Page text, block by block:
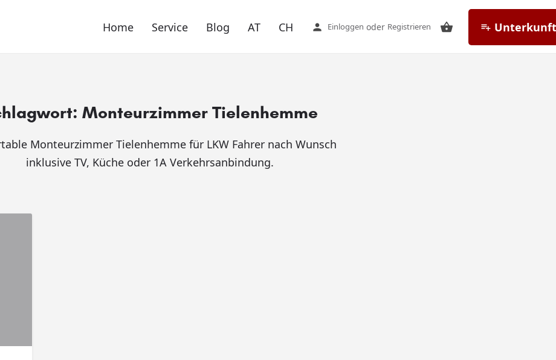
Home Service Blog AT CH Einloggen oder Registrieren
Monteurzimmer Tielenhemme
Monteurzimmer Tielenhemme für LKW Fahrer nach Wunsch
inklusive TV, Küche oder 1A Verkehrsanbindung.